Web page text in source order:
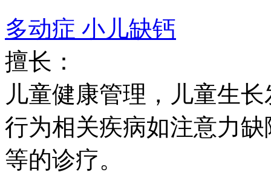
多动症 小儿缺钙
擅长：
儿童健康管理，儿童生
行为相关疾病如注意力
等的诊疗。